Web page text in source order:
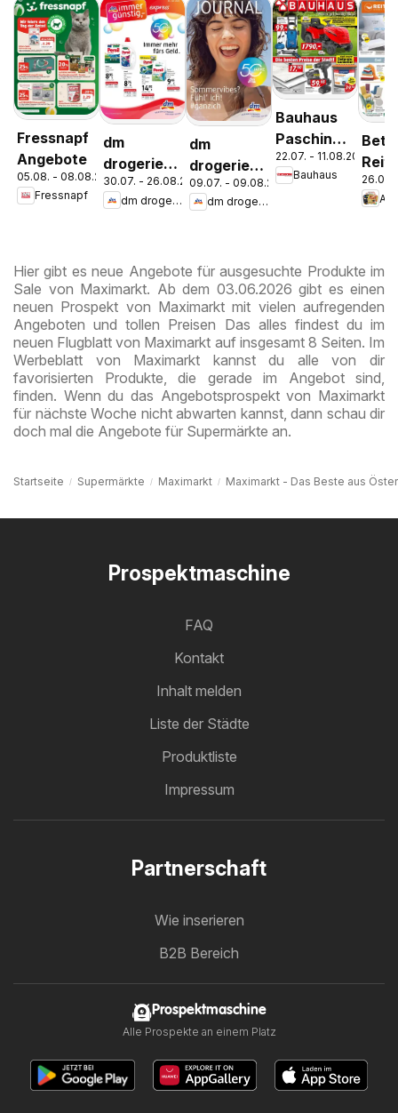
Fressnapf
Angebote
05.08. - 08.08.2026
Fressnapf
dm
drogerie
markt
Journal
30.07. - 26.08.2026
dm drogerie markt
dm
drogerie
markt
Journal
09.07. - 09.08.2026
dm drogerie markt
Bauhaus
Pasching,
Wels,
Steyr
22.07. - 11.08.2026
Bauhaus
26.07.
Hier gibt es neue Angebote für ausgesuchte Produkte im
Sale von Maximarkt. Ab dem 03.06.2026 gibt es einen
neuen Prospekt von Maximarkt mit vielen aufregenden
Angeboten und tollen Preisen Das alles findest du im
neuen Flugblatt von Maximarkt auf insgesamt 8 Seiten. Im
Werbeblatt von Maximarkt kannst du alle von dir
favorisierten Produkte, die gerade im Angebot sind,
finden. Wenn du das Angebotsprospekt von Maximarkt
für nächste Woche nicht abwarten kannst, dann schau dir
doch mal die Angebote für Supermärkte an.
Startseite Supermärkte Maximarkt Maximarkt - Das Beste aus
Prospektmaschine
FAQ
Kontakt
Inhalt melden
Liste der Städte
Produktliste
Impressum
Partnerschaft
Wie inserieren
B2B Bereich
Prospektmaschine
Alle Prospekte an einem Platz